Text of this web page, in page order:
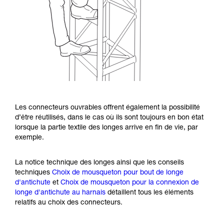
Les connecteurs ouvrables offrent également la possibilité
d’être réutilisés, dans le cas où ils sont toujours en bon état
lorsque la partie textile des longes arrive en fin de vie, par
exemple.
La notice technique des longes ainsi que les conseils
techniques Choix de mousqueton pour bout de longe
d'antichute et Choix de mousqueton pour la connexion de
longe d'antichute au harnais détaillent tous les éléments
relatifs au choix des connecteurs.